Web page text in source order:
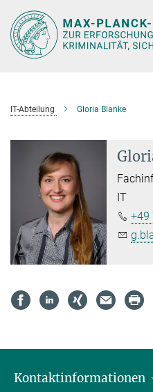
Hauptinhalt
IT-Abteilung Gloria Blanke
IT
+49
Kontaktinformationen